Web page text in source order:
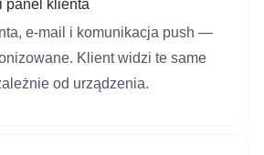
panel klienta
e‑mail i komunikacja push —
Klient widzi te same
od urządzenia.